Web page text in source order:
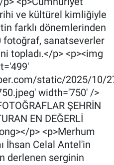
ve kültürel kimliğiyle
farklı dönemlerinden
fotoğraf, sanatseverler
topladı.</p> <p><img
static/2025/10/
width='750' />
ŞEHRİN
EN DEĞERLİ
p> <p>Merhum
İhsan Celal Antel'in
derlenen serginin